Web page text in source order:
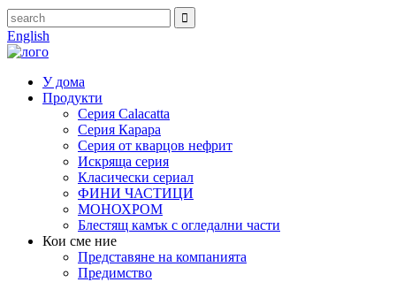
English
У дома
Продукти
Серия Calacatta
Серия Карара
Серия от кварцов нефрит
Искряща серия
Класически сериал
ФИНИ ЧАСТИЦИ
МОНОХРОМ
Блестящ камък с огледални части
Кои сме ние
Представяне на компанията
Предимство